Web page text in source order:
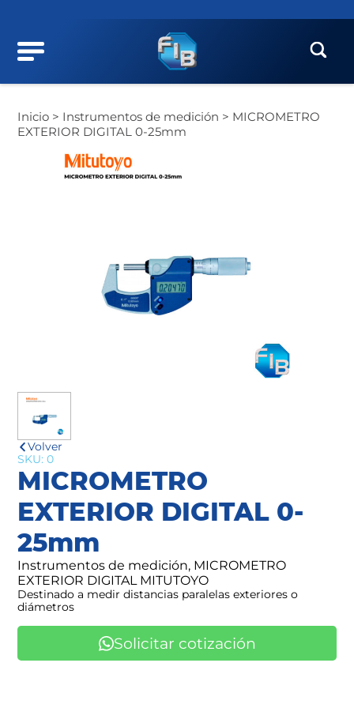
Inicio > Instrumentos de medición > MICROMETRO
EXTERIOR DIGITAL 0-25mm
Volver
SKU: 0
MICROMETRO
EXTERIOR DIGITAL 0-
25mm
Instrumentos de medición, MICROMETRO
EXTERIOR DIGITAL MITUTOYO
Destinado a medir distancias paralelas exteriores o
diámetros
Solicitar cotización